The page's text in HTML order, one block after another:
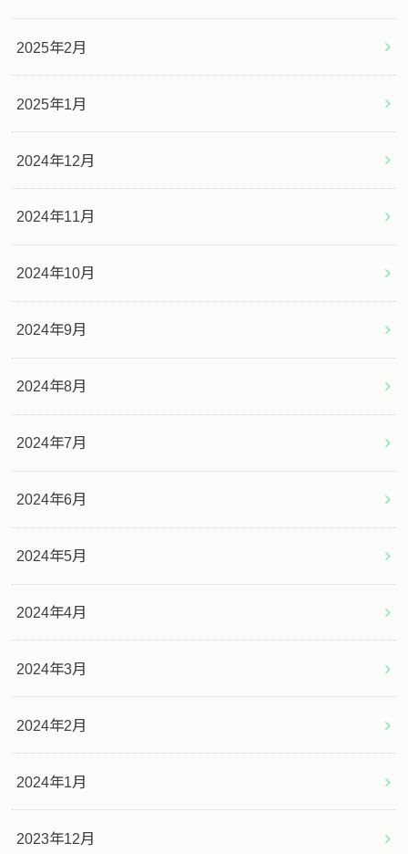
2025年2月
2025年1月
2024年12月
2024年11月
2024年10月
2024年9月
2024年8月
2024年7月
2024年6月
2024年5月
2024年4月
2024年3月
2024年2月
2024年1月
2023年12月